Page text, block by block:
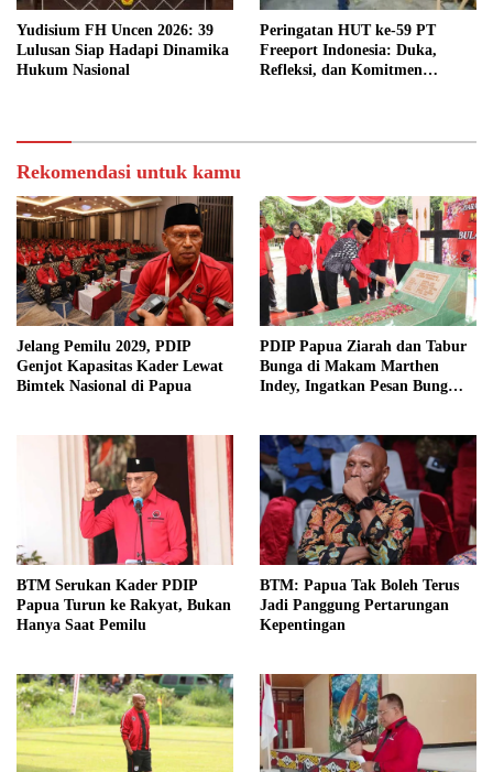
Yudisium FH Uncen 2026: 39
Lulusan Siap Hadapi Dinamika
Hukum Nasional
Peringatan HUT ke-59 PT
Freeport Indonesia: Duka,
Refleksi, dan Komitmen
Rekomendasi untuk kamu
Jelang Pemilu 2029, PDIP
Genjot Kapasitas Kader Lewat
Bimtek Nasional di Papua
PDIP Papua Ziarah dan Tabur
Bunga di Makam Marthen
Indey, Ingatkan Pesan Bung
BTM Serukan Kader PDIP
Papua Turun ke Rakyat, Bukan
Hanya Saat Pemilu
BTM: Papua Tak Boleh Terus
Jadi Panggung Pertarungan
Kepentingan